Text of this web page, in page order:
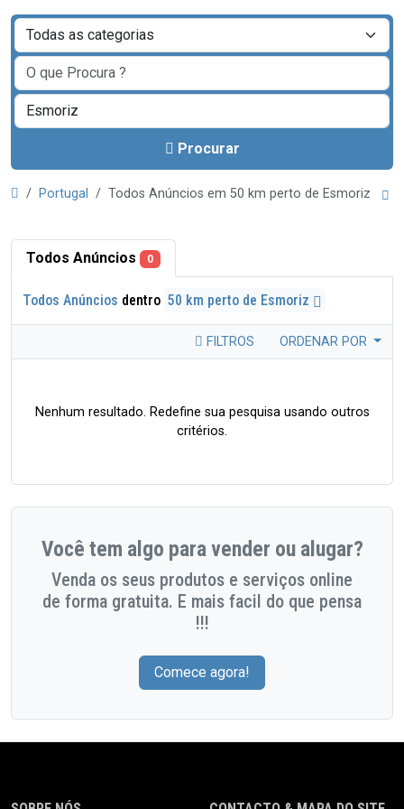
Procurar
Portugal Todos Anúncios em 50 km perto de Esmoriz
Todos Anúncios 0
Todos Anúncios dentro 50 km perto de Esmoriz
FILTROS ORDENAR POR
Nenhum resultado. Redefine sua pesquisa usando outros
critérios.
Você tem algo para vender ou alugar?
Venda os seus produtos e serviços online
de forma gratuita. E mais facil do que pensa
!!!
Comece agora!